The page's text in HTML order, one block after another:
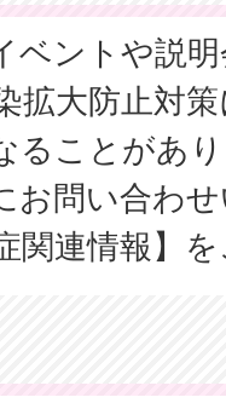
ベントや説
拡大防止対
ることがあ
お問い合わ
関連情報】